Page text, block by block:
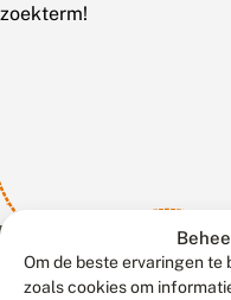
Om de beste ervaringen
zoals cookies om
zoekterm!